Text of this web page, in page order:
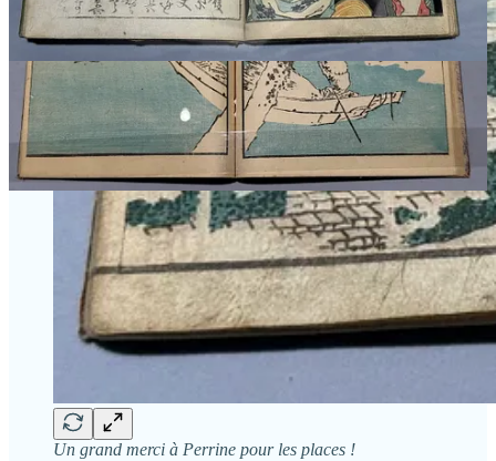
Un grand merci à Perrine pour les places !